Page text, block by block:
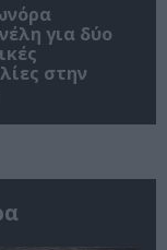
για δύο
στην